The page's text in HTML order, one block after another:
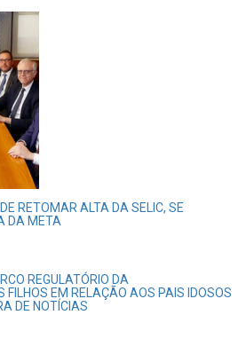
RETOMAR ALTA DA SELIC, SE
DA META
REGULATÓRIO DA
FILHOS EM RELAÇÃO AOS PAIS IDOSOS
DE NOTÍCIAS